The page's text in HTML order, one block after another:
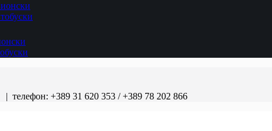
телефон: +389 31 620 353 / +389 78 202 866